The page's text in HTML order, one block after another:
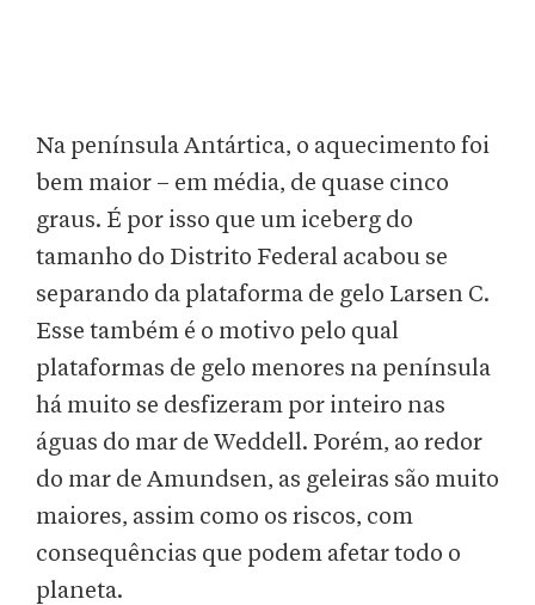
Na península Antártica, o aquecimento foi
bem maior – em média, de quase cinco
graus. É por isso que um iceberg do
tamanho do Distrito Federal acabou se
separando da plataforma de gelo Larsen C.
Esse também é o motivo pelo qual
plataformas de gelo menores na península
há muito se desfizeram por inteiro nas
águas do mar de Weddell. Porém, ao redor
do mar de Amundsen, as geleiras são muito
maiores, assim como os riscos, com
consequências que podem afetar todo o
planeta.